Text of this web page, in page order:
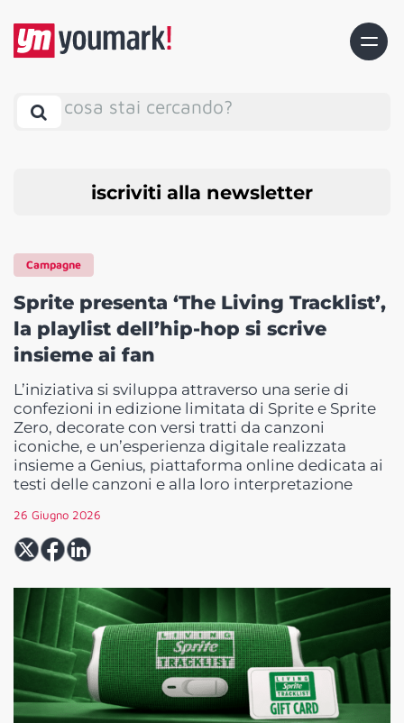
cosa stai cercando?
iscriviti alla newsletter
Campagne
Sprite presenta ‘The Living Tracklist’,
la playlist dell’hip-hop si scrive
insieme ai fan
L’iniziativa si sviluppa attraverso una serie di
confezioni in edizione limitata di Sprite e Sprite
Zero, decorate con versi tratti da canzoni
iconiche, e un’esperienza digitale realizzata
insieme a Genius, piattaforma online dedicata ai
testi delle canzoni e alla loro interpretazione
26 Giugno 2026